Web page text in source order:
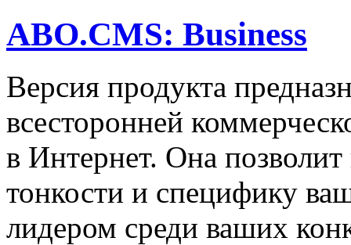
ABO.CMS: Business
Версия продукта
всесторонней
в Интернет. Она
тонкости и специфику
лидером среди ваших